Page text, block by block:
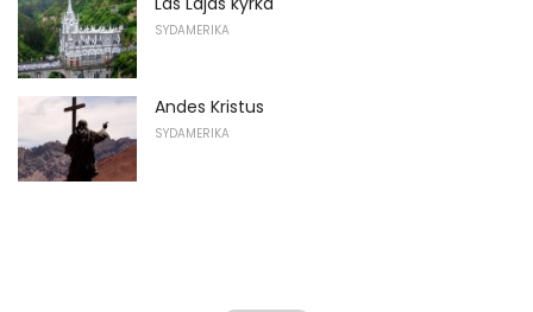
SYDAMERIKA
Andes Kristus
SYDAMERIKA